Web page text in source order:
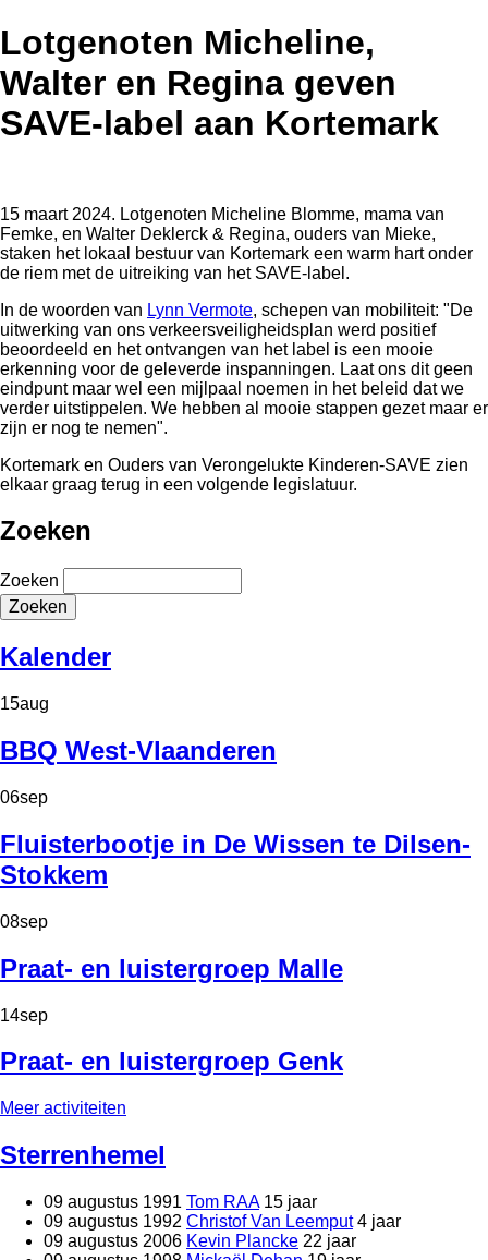
Lotgenoten Micheline,
Walter en Regina geven
SAVE-label aan Kortemark
15 maart 2024. Lotgenoten Micheline Blomme, mama van
Femke, en Walter Deklerck & Regina, ouders van Mieke,
staken het lokaal bestuur van Kortemark een warm hart onder
de riem met de uitreiking van het SAVE-label.
In de woorden van Lynn Vermote, schepen van mobiliteit: "De
uitwerking van ons verkeersveiligheidsplan werd positief
beoordeeld en het ontvangen van het label is een mooie
erkenning voor de geleverde inspanningen. Laat ons dit geen
eindpunt maar wel een mijlpaal noemen in het beleid dat we
verder uitstippelen. We hebben al mooie stappen gezet maar er
zijn er nog te nemen".
Kortemark en Ouders van Verongelukte Kinderen-SAVE zien
elkaar graag terug in een volgende legislatuur.
Zoeken
Zoeken
Kalender
15aug
BBQ West-Vlaanderen
06sep
Fluisterbootje in De Wissen te Dilsen-
Stokkem
08sep
Praat- en luistergroep Malle
14sep
Praat- en luistergroep Genk
Meer activiteiten
Sterrenhemel
09 augustus 1991 Tom RAA 15 jaar
09 augustus 1992 Christof Van Leemput 4 jaar
09 augustus 2006 Kevin Plancke 22 jaar